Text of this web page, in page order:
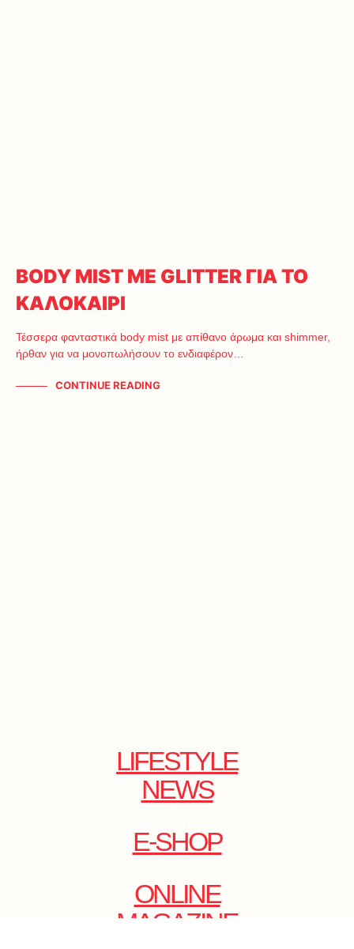
BODY MIST ME GLITTER ΓΙΑ ΤΟ
ΚΑΛΟΚΑΙΡΙ
Τέσσερα φανταστικά body mist με απίθανο άρωμα και shimmer,
ήρθαν για να μονοπωλήσουν το ενδιαφέρον…
CONTINUE READING
LIFESTYLE
NEWS
E-SHOP
ONLINE
MAGAZINE